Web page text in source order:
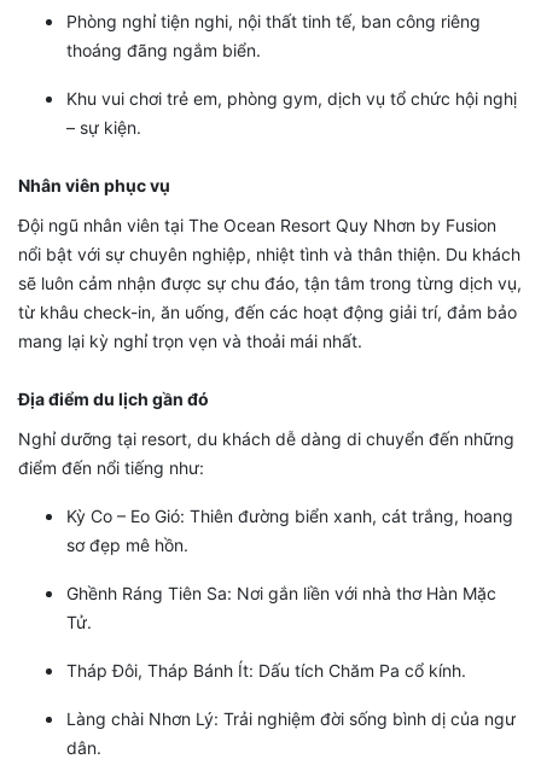
Phòng nghỉ tiện nghi, nội thất tinh tế, ban công riêng
thoáng đãng ngắm biển.
Khu vui chơi trẻ em, phòng gym, dịch vụ tổ chức hội nghị
– sự kiện.
Nhân viên phục vụ
Đội ngũ nhân viên tại The Ocean Resort Quy Nhơn by Fusion
nổi bật với sự chuyên nghiệp, nhiệt tình và thân thiện. Du khách
sẽ luôn cảm nhận được sự chu đáo, tận tâm trong từng dịch vụ,
từ khâu check-in, ăn uống, đến các hoạt động giải trí, đảm bảo
mang lại kỳ nghỉ trọn vẹn và thoải mái nhất.
Địa điểm du lịch gần đó
Nghỉ dưỡng tại resort, du khách dễ dàng di chuyển đến những
điểm đến nổi tiếng như:
Kỳ Co – Eo Gió: Thiên đường biển xanh, cát trắng, hoang
sơ đẹp mê hồn.
Ghềnh Ráng Tiên Sa: Nơi gắn liền với nhà thơ Hàn Mặc
Tử.
Tháp Đôi, Tháp Bánh Ít: Dấu tích Chăm Pa cổ kính.
Làng chài Nhơn Lý: Trải nghiệm đời sống bình dị của ngư
dân.